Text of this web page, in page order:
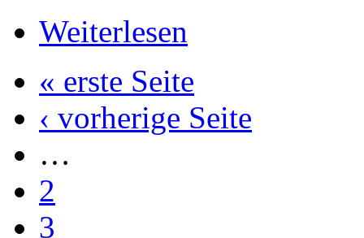
Weiterlesen
« erste Seite
‹ vorherige Seite
…
2
3